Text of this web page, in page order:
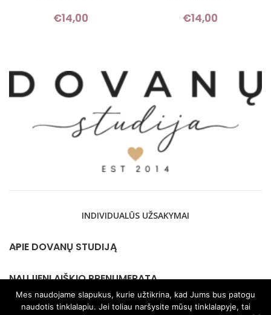
€14,00 €14,00
INDIVIDUALŪS UŽSAKYMAI
APIE DOVANŲ STUDIJĄ
NAUJIENLAIŠKIO PRENUMERATA
KONTAKTAI
Mes naudojame slapukus, kurie užtikrina, kad Jums bus patogu
naudotis tinklalapiu. Jei toliau naršysite mūsų tinklalapyje, tai